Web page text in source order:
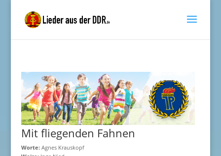
Mit fliegenden Fahnen
Worte:Agnes Krauskopf